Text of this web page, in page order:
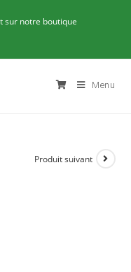
sur notre boutique
Menu
Produit suivant